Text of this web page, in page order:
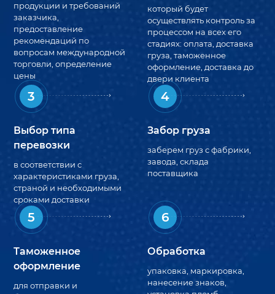
продукции и требований
заказчика,
предоставление
рекомендаций по
вопросам международной
торговли, определение
цены
который будет
осуществлять контроль за
процессом на всех его
стадиях: оплата, доставка
груза, таможенное
оформление, доставка до
двери клиента
3
Выбор типа
перевозки
в соответствии с
характеристиками груза,
страной и необходимыми
сроками доставки
4
Забор груза
заберем груз с фабрики,
завода, склада
поставщика
5
Таможенное
оформление
для отправки и
6
Обработка
упаковка, маркировка,
нанесение знаков,